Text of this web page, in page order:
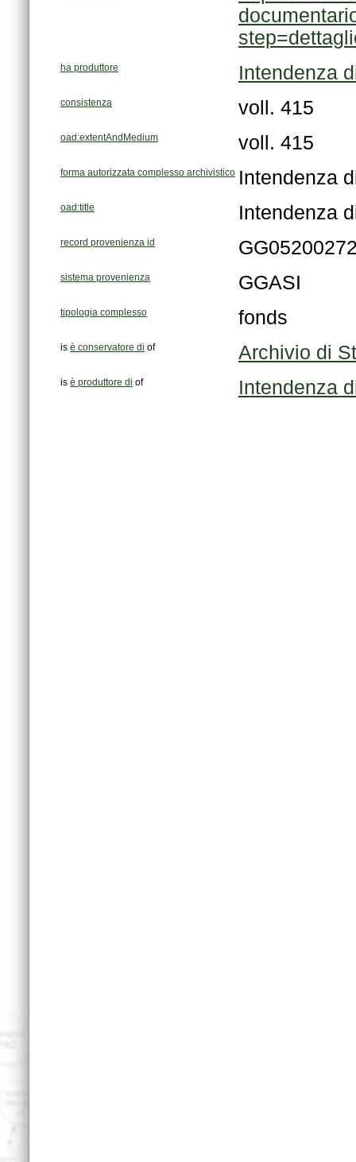
ha produttore Intendenza
consistenza voll. 415
oad:extentAndMedium voll. 415
forma autorizzata complesso archivistico Intendenza
oad:title Intendenza
record provenienza id
sistema provenienza GGASI
tipologia complesso fonds
is è conservatore di of Archivio di
is è produttore di of Intendenza